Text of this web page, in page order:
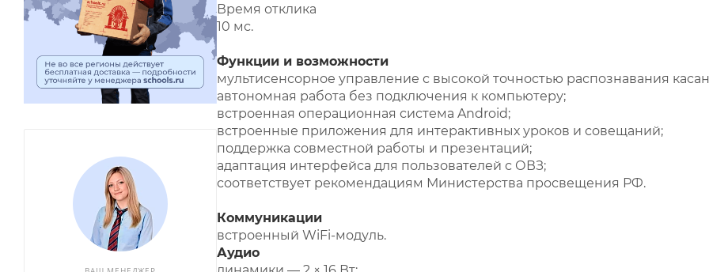
Время отклика
10 мс.
Функции и возможности
мультисенсорное управление с высокой точностью распознавания
автономная работа без подключения к компьютеру;
встроенная операционная система Android;
встроенные приложения для интерактивных уроков и совещаний;
поддержка совместной работы и презентаций;
адаптация интерфейса для пользователей с ОВЗ;
соответствует рекомендациям Министерства просвещения РФ.
Коммуникации
встроенный WiFi-модуль.
Аудио